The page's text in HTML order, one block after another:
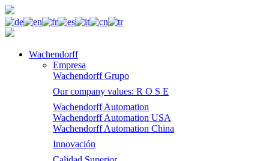
Wachendorff
Empresa
Wachendorff Grupo
Our company values: R O S E
Wachendorff Automation
Wachendorff Automation USA
Wachendorff Automation China
Innovación